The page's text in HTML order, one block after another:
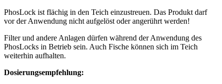
PhosLock ist flächig in den Teich einzustreuen. Das Produkt darf
vor der Anwendung nicht aufgelöst oder angerührt werden!
Filter und andere Anlagen dürfen während der Anwendung des
PhosLocks in Betrieb sein. Auch Fische können sich im Teich
weiterhin aufhalten.
Dosierungsempfehlung: